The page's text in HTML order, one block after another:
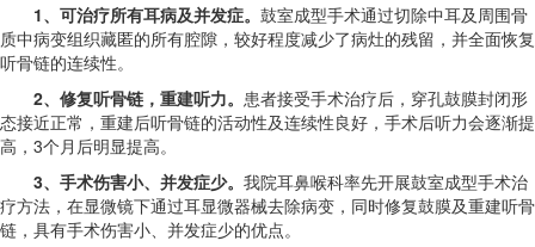
1、可治疗所有耳病及并发症。 鼓室成型手术通过切除中耳及周围骨
质中病变组织藏匿的所有腔隙，较好程度减少了病灶的残留，并全面恢复
听骨链的连续性。
2、修复听骨链，重建听力。 患者接受手术治疗后，穿孔鼓膜封闭形
态接近正常，重建后听骨链的活动性及连续性良好，手术后听力会逐渐提
高，3个月后明显提高。
3、手术伤害小、并发症少。 我院耳鼻喉科率先开展鼓室成型手术治
疗方法，在显微镜下通过耳显微器械去除病变，同时修复鼓膜及重建听骨
链，具有手术伤害小、并发症少的优点。